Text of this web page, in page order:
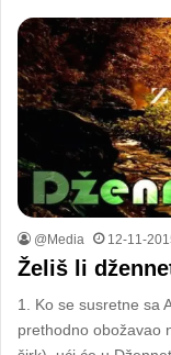
@Media 12-11-
Želiš li
1. Ko se susretne sa
prethodno obožavao